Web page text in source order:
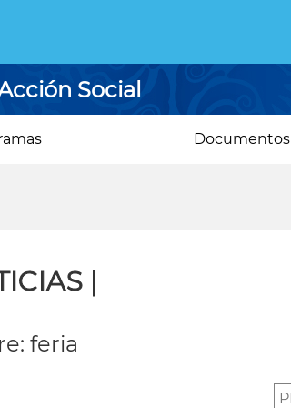
Social
Documentos
|
feria